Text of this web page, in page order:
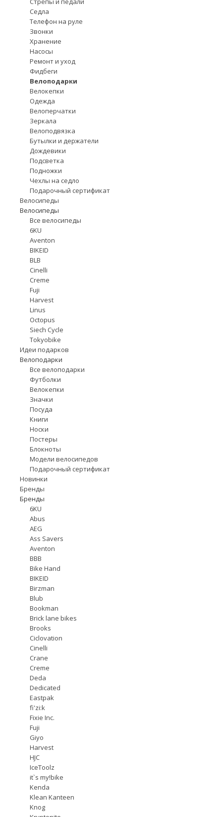
Седла
Телефон на руле
Звонки
Хранение
Насосы
Ремонт и уход
Фидбеги
Велоподарки
Велокепки
Одежда
Велоперчатки
Зеркала
Велоподвязка
Бутылки и держатели
Дождевики
Подсветка
Подножки
Чехлы на седло
Подарочный сертификат
Велосипеды
Велосипеды
Все велосипеды
6KU
Aventon
BIKEID
BLB
Cinelli
Creme
Fuji
Harvest
Linus
Octopus
Siech Cycle
Tokyobike
Идеи подарков
Велоподарки
Все велоподарки
Футболки
Велокепки
Значки
Посуда
Книги
Носки
Постеры
Блокноты
Модели велосипедов
Подарочный сертификат
Новинки
Бренды
Бренды
6KU
Abus
AEG
Ass Savers
Aventon
BBB
Bike Hand
BIKEID
Birzman
Blub
Bookman
Brick lane bikes
Brooks
Ciclovation
Cinelli
Crane
Creme
Deda
Dedicated
Eastpak
fi'zi:k
Fixie Inc.
Fuji
Giyo
Harvest
HJC
IceToolz
it`s my!bike
Kenda
Klean Kanteen
Knog